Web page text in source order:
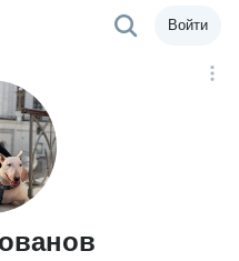
Войти